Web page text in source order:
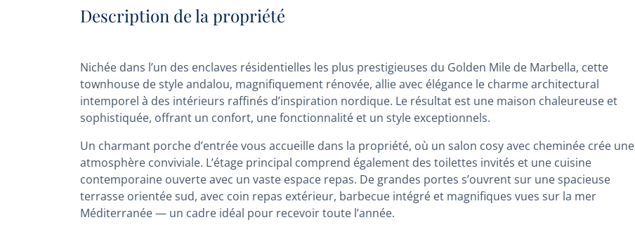
Description de la propriété
Nichée dans l’un des enclaves résidentielles les plus prestigieuses du Golden Mile de Marbella, cette
townhouse de style andalou, magnifiquement rénovée, allie avec élégance le charme architectural
intemporel à des intérieurs raffinés d’inspiration nordique. Le résultat est une maison chaleureuse et
sophistiquée, offrant un confort, une fonctionnalité et un style exceptionnels.
Un charmant porche d’entrée vous accueille dans la propriété, où un salon cosy avec cheminée crée une
atmosphère conviviale. L’étage principal comprend également des toilettes invités et une cuisine
contemporaine ouverte avec un vaste espace repas. De grandes portes s’ouvrent sur une spacieuse
terrasse orientée sud, avec coin repas extérieur, barbecue intégré et magnifiques vues sur la mer
Méditerranée — un cadre idéal pour recevoir toute l’année.